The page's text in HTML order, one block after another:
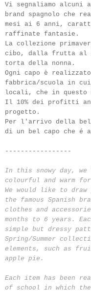
Vi segnaliamo
brand spagnolo che
mesi ai 6 anni,
raffinate fantasie.
La collezione
cibo, dalla frutta al
torta della nonna.
Ogni capo è
fabbrica/scuola in cui
locali, che in questo
Il 10% dei profitti
progetto.
Per l'arrivo della
di un bel capo che é
-----------------
In this snowy day,
colourful and warm
We would like to
the famous Spanish
clothes and
months to 6 years.
simple but dressy
Spring/Summer
elements, such as
apple pie.
Each item has been
of school in which the